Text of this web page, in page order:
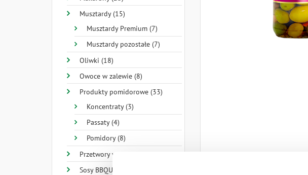
Musztardy (15)
Musztardy Premium (7)
Musztardy pozostałe (7)
Oliwki (18)
Owoce w zalewie (8)
Produkty pomidorowe (33)
Koncentraty (3)
Passaty (4)
Pomidory (8)
Przetwory warzywne (10)
Sosy BBQUE (4)